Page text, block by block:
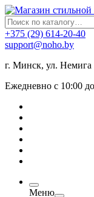
+375 (29) 614-20-40
support@noho.by
г. Минск, ул.
Ежедневно с 10:00
Меню